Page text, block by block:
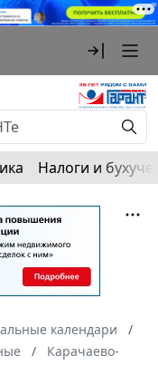
Налоги и
календари
Карачаево-